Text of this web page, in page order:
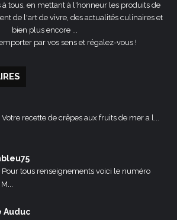
à tous, en mettant à l'honneur les produits de
de l'art de vivre, des actualités culinaires et
bien plus encore ...
par vos sens et régalez-vous !
Votre recette de crêpes aux fruits de mer a l...
Pour tous renseignements voici le numéro
Auduc